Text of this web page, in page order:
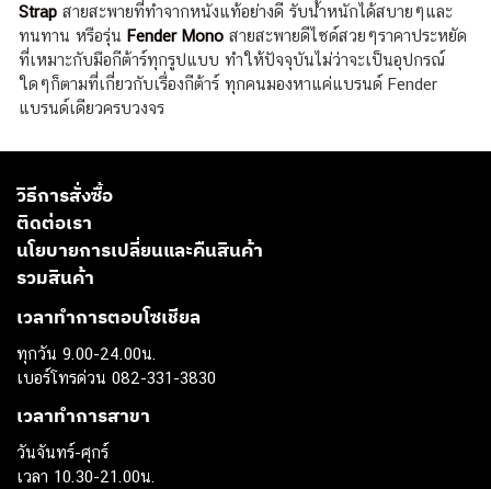
Strap สายสะพายที่ทำจากหนังแท้อย่างดี รับน้ำหนักได้สบายๆและ
ทนทาน หรือรุ่น Fender Mono สายสะพายดีไซด์สวยๆราคาประหยัด
ที่เหมาะกับมือกีต้าร์ทุกรูปแบบ ทำให้ปัจจุบันไม่ว่าจะเป็นอุปกรณ์
ใดๆก็ตามที่เกี่ยวกับเรื่องกีต้าร์ ทุกคนมองหาแค่แบรนด์ Fender
แบรนด์เดียวครบวงจร
วิธีการสั่งซื้อ
ติดต่อเรา
นโยบายการเปลี่ยนและคืนสินค้า
รวมสินค้า
เวลาทำการตอบโซเชียล
ทุกวัน 9.00-24.00น.
เบอร์โทรด่วน 082-331-3830
เวลาทำการสาขา
วันจันทร์-ศุกร์
เวลา 10.30-21.00น.